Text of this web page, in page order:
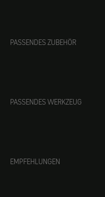
PASSENDES ZUBEHÖR
PASSENDES WERKZEUG
EMPFEHLUNGEN